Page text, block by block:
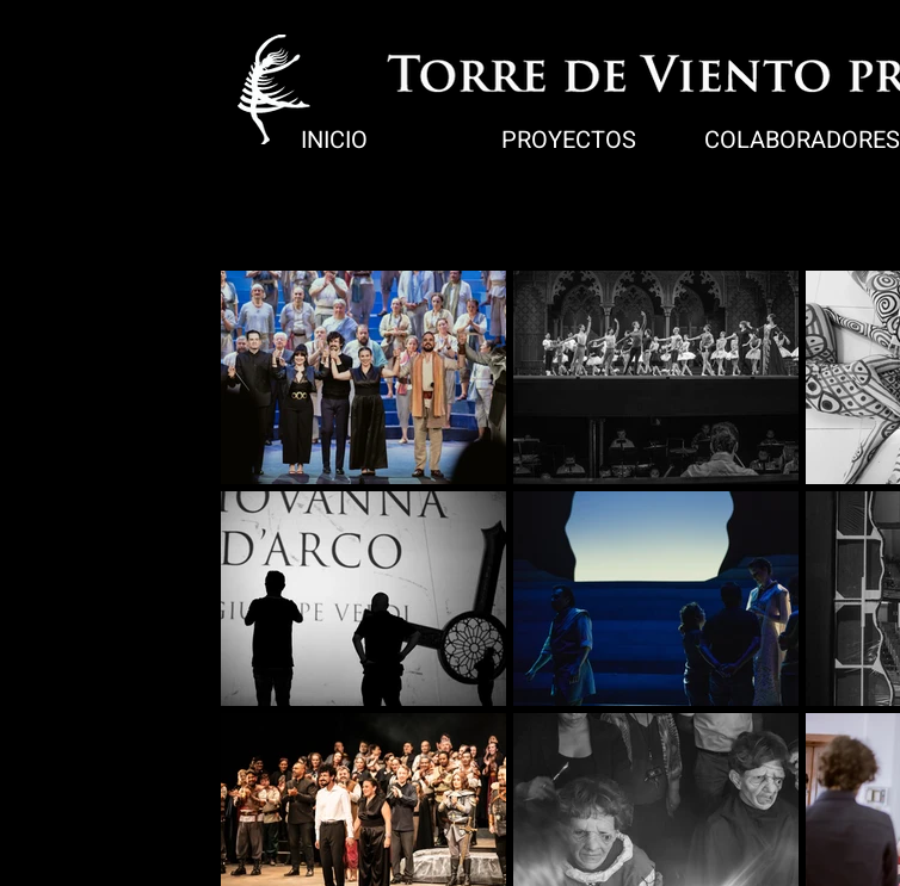
INICIO PROYECTOS COLABORADORES